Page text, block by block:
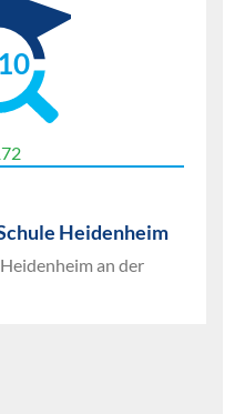
Heidenheim
an der